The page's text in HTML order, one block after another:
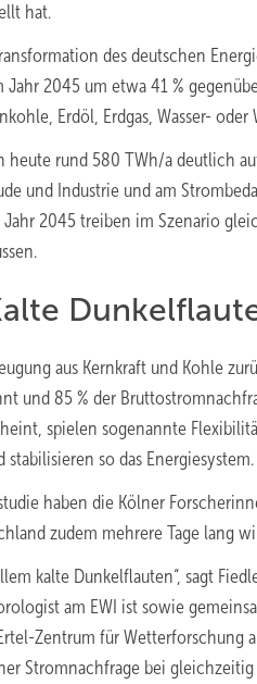
hat.
des deutschen
2045 um etwa 41 %
Erdöl, Erdgas, Wasser-
rund 580 TWh/a deutlich
und Industrie und am
2045 treiben im Szenario
aus Kernkraft und Kohle
und 85 % der
spielen sogenannte
stabilisieren so das Energiesystem.
haben die Kölner
zudem mehrere Tage lang
kalte Dunkelflauten“, sagt
am EWI ist sowie
Zentrum für Wetterforschung
Stromnachfrage bei